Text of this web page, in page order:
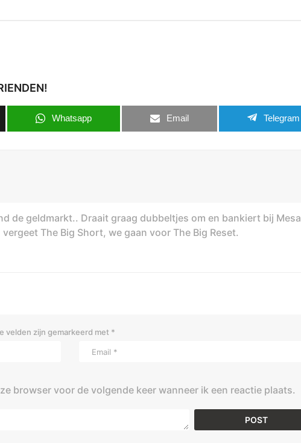
Whatsapp Email Telegram
de geldmarkt.. Draait graag dubbeltjes om en bankiert bij Mesa
The Big Short, we gaan voor The Big Reset.
velden zijn gemarkeerd met *
browser voor de volgende keer wanneer ik een reactie plaats.